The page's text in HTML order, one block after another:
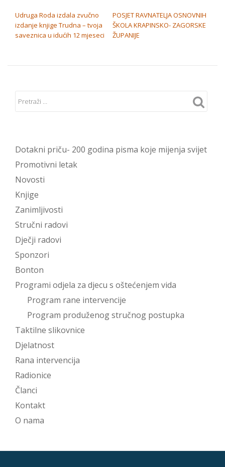
Udruga Roda izdala zvučno
izdanje knjige Trudna – tvoja
saveznica u idućih 12 mjeseci
POSJET RAVNATELJA OSNOVNIH
ŠKOLA KRAPINSKO- ZAGORSKE
ŽUPANIJE
Dotakni priču- 200 godina pisma koje mijenja svijet
Promotivni letak
Novosti
Knjige
Zanimljivosti
Stručni radovi
Dječji radovi
Sponzori
Bonton
Programi odjela za djecu s oštećenjem vida
Program rane intervencije
Program produženog stručnog postupka
Taktilne slikovnice
Djelatnost
Rana intervencija
Radionice
Članci
Kontakt
O nama